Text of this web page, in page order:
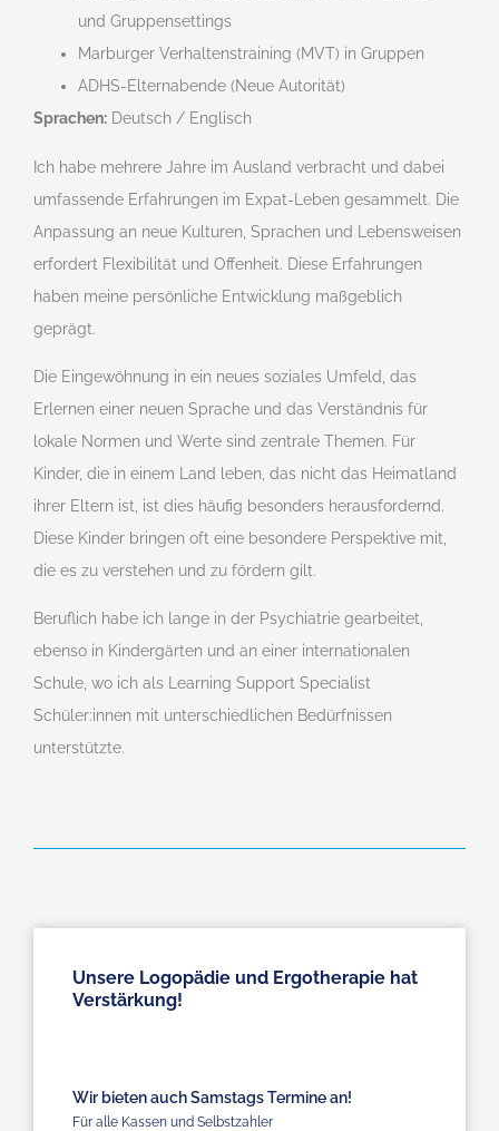
und Gruppensettings
Marburger Verhaltenstraining (MVT) in Gruppen
ADHS-Elternabende (Neue Autorität)
Sprachen: Deutsch / Englisch
Ich habe mehrere Jahre im Ausland verbracht und dabei
umfassende Erfahrungen im Expat-Leben gesammelt. Die
Anpassung an neue Kulturen, Sprachen und Lebensweisen
erfordert Flexibilität und Offenheit. Diese Erfahrungen
haben meine persönliche Entwicklung maßgeblich
geprägt.
Die Eingewöhnung in ein neues soziales Umfeld, das
Erlernen einer neuen Sprache und das Verständnis für
lokale Normen und Werte sind zentrale Themen. Für
Kinder, die in einem Land leben, das nicht das Heimatland
ihrer Eltern ist, ist dies häufig besonders herausfordernd.
Diese Kinder bringen oft eine besondere Perspektive mit,
die es zu verstehen und zu fördern gilt.
Beruflich habe ich lange in der Psychiatrie gearbeitet,
ebenso in Kindergärten und an einer internationalen
Schule, wo ich als Learning Support Specialist
Schüler:innen mit unterschiedlichen Bedürfnissen
unterstützte.
Unsere Logopädie und Ergotherapie hat
Verstärkung!
Wir bieten auch Samstags Termine an!
Für alle Kassen und Selbstzahler